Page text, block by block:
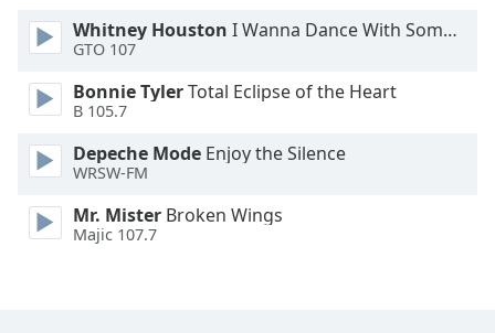
Text
Style
Family
Whitney Houston I Wanna Dance With Somebody
GTO 107
Bonnie TylerTotal Eclipse of the Heart
B 105.7
Depeche Mode Enjoy the Silence
WRSW-FM
Mr. Mister Broken Wings
Majic 107.7